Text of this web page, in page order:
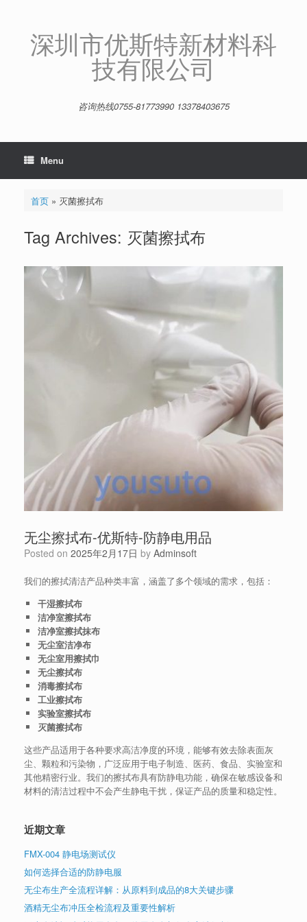
深圳市优斯特新材料科
技有限公司
咨询热线0755-81773990 13378403675
Menu
首页» 灭菌擦拭布
Tag Archives: 灭菌擦拭布
无尘擦拭布-优斯特-防静电用品
Posted on 2025年2月17日 by Adminsoft
我们的擦拭清洁产品种类丰富，涵盖了多个领域的需求，包括：
干湿擦拭布
洁净室擦拭布
洁净室擦拭抹布
无尘室洁净布
无尘室用擦拭巾
无尘擦拭布
消毒擦拭布
工业擦拭布
实验室擦拭布
灭菌擦拭布
这些产品适用于各种要求高洁净度的环境，能够有效去除表面灰
尘、颗粒和污染物，广泛应用于电子制造、医药、食品、实验室和
其他精密行业。我们的擦拭布具有防静电功能，确保在敏感设备和
材料的清洁过程中不会产生静电干扰，保证产品的质量和稳定性。
近期文章
FMX-004 静电场测试仪
如何选择合适的防静电服
无尘布生产全流程详解：从原料到成品的8大关键步骤
酒精无尘布冲压全检流程及重要性解析